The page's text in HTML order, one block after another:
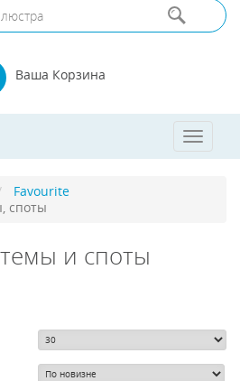
Ваша Корзина
Toggle
Favourite
споты
и споты